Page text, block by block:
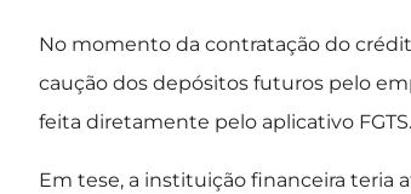
No momento da contratação do
caução dos depósitos futuros pelo
feita diretamente pelo aplicativo FGTS.
Em tese, a instituição financeira teria